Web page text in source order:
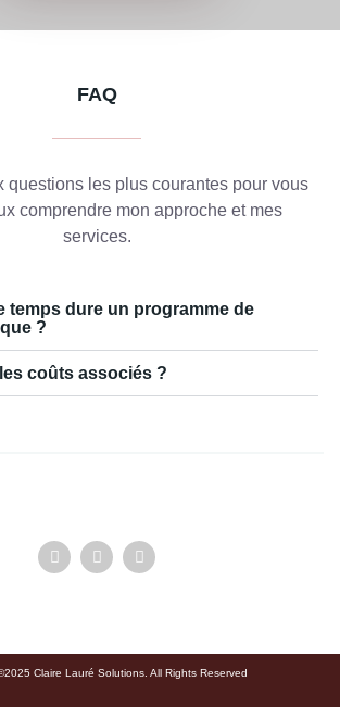
FAQ
questions les plus courantes pour vous
comprendre mon approche et mes
services.
temps dure un programme de
?
coûts associés ?
Claire Lauré Solutions. All Rights Reserved